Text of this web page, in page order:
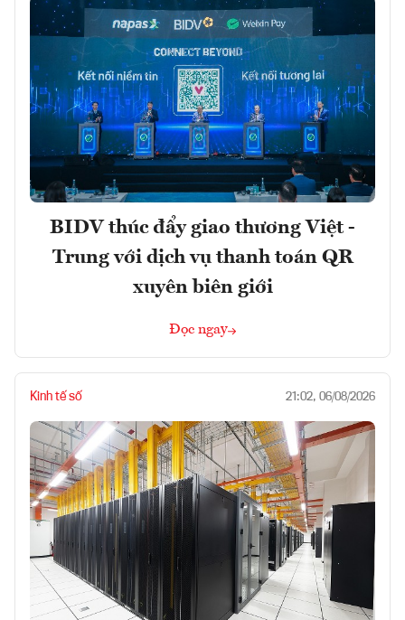
BIDV thúc đẩy giao thương Việt -
Trung với dịch vụ thanh toán QR
xuyên biên giới
Đọc ngay
Kinh tế số 21:02, 06/08/2026